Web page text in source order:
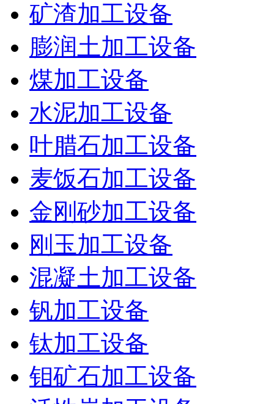
矿渣加工设备
膨润土加工设备
煤加工设备
水泥加工设备
叶腊石加工设备
麦饭石加工设备
金刚砂加工设备
刚玉加工设备
混凝土加工设备
钒加工设备
钛加工设备
钼矿石加工设备